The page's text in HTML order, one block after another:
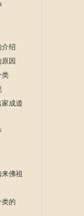
绍
因
类
成道
佛祖
的